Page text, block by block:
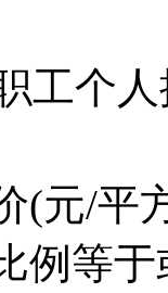
个人
元/平
等于